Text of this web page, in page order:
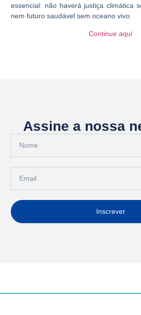
essencial: não haverá justiça climática
nem futuro saudável sem oceano vivo.
Continue aqui
Assine a nossa
Inscrever